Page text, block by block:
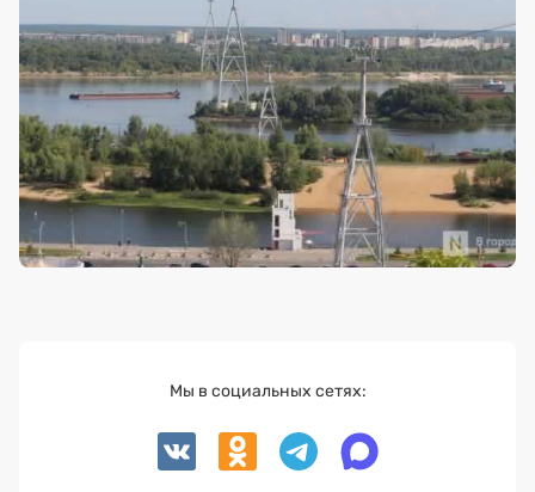
Мы в социальных сетях: